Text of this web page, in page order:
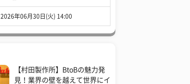
2026年06月30日(火) 14:00
【村田製作所】BtoBの魅力発
見！業界の壁を越えて世界にイ